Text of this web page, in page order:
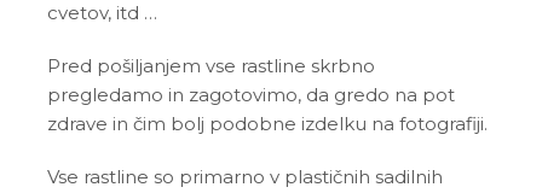
cvetov, itd …
Pred pošiljanjem vse rastline skrbno
pregledamo in zagotovimo, da gredo na pot
zdrave in čim bolj podobne izdelku na fotografiji.
Vse rastline so primarno v plastičnih sadilnih